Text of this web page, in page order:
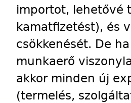
importot, lehetővé
kamatfizetést), és
csökkenését. De
munkaerő
akkor minden új
(termelés,